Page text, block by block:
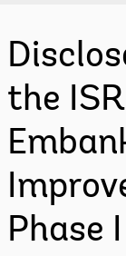
the
Phase